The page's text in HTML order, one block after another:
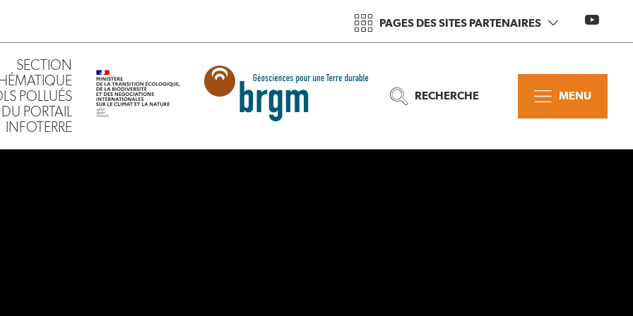
PAGES DES SITES PARTENAIRES
SECTION
POLLUÉS
DU PORTAIL
INFOTERRE
RECHERCHE MENU